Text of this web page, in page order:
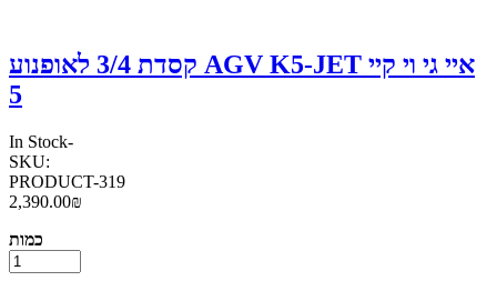
קסדת 3/4 לאופנוע AGV K5-JET איי גי וי קיי
5
In Stock-
SKU:
PRODUCT-319
2,390.00₪
כמות